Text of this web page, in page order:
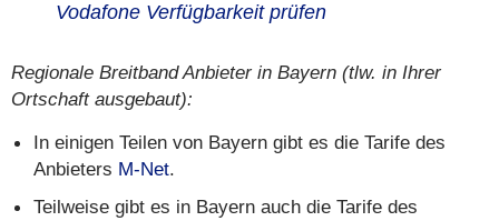
Vodafone Verfügbarkeit prüfen
Regionale Breitband Anbieter in Bayern (tlw. in Ihrer
Ortschaft ausgebaut):
In einigen Teilen von Bayern gibt es die Tarife des
Anbieters M-Net.
Teilweise gibt es in Bayern auch die Tarife des